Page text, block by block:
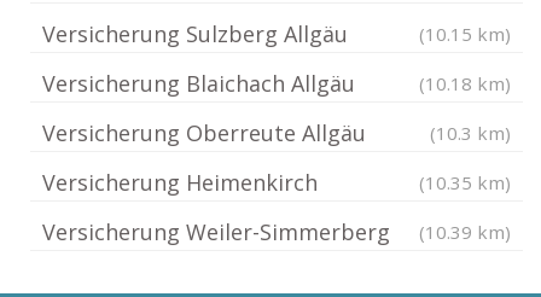
Versicherung Sulzberg Allgäu (10.15 km)
Versicherung Blaichach Allgäu (10.18 km)
Versicherung Oberreute Allgäu (10.3 km)
Versicherung Heimenkirch (10.35 km)
Versicherung Weiler-Simmerberg (10.39 km)